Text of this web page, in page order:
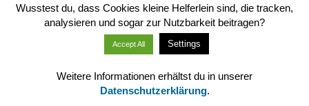
Wusstest du, dass Cookies kleine Helferlein sind, die tracken,
analysieren und sogar zur Nutzbarkeit beitragen?
Accept All Settings
Weitere Informationen erhältst du in unserer
Datenschutzerklärung.